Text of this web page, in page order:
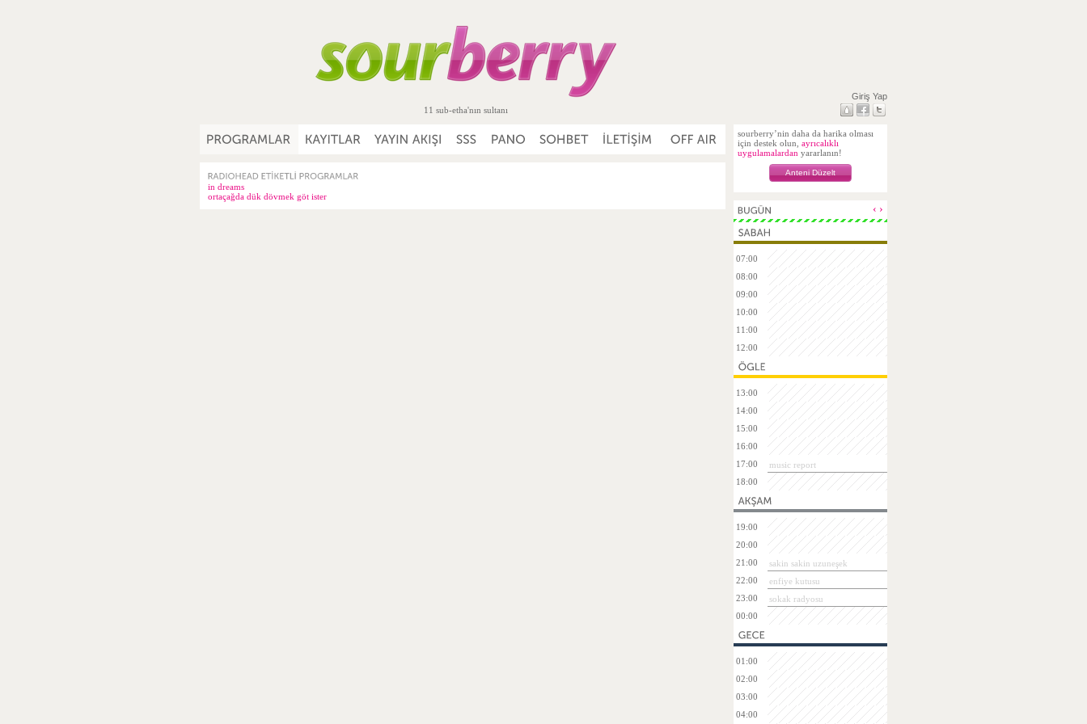
11 sub-etha'nın sultanı
Giriş Yap
in dreams
ortaçağda dük dövmek göt ister
sourberry’nin daha da harika olması
için destek olun, ayrıcalıklı
uygulamalardan yararlanın!
Anteni Düzelt
‹ ›
07:00
08:00
09:00
10:00
11:00
12:00
13:00
14:00
15:00
16:00
17:00
music report
18:00
19:00
20:00
21:00
sakin sakin uzuneşek
22:00
enfiye kutusu
23:00
sokak radyosu
00:00
01:00
02:00
03:00
04:00